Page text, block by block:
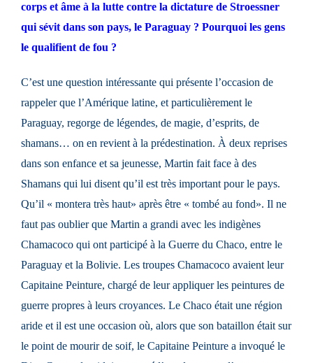
corps et âme à la lutte contre la dictature de Stroessner
qui sévit dans son pays, le Paraguay ? Pourquoi les gens
le qualifient de fou ?
C’est une question intéressante qui présente l’occasion de
rappeler que l’Amérique latine, et particulièrement le
Paraguay, regorge de légendes, de magie, d’esprits, de
shamans… on en revient à la prédestination. À deux reprises
dans son enfance et sa jeunesse, Martin fait face à des
Shamans qui lui disent qu’il est très important pour le pays.
Qu’il « montera très haut» après être « tombé au fond». Il ne
faut pas oublier que Martin a grandi avec les indigènes
Chamacoco qui ont participé à la Guerre du Chaco, entre le
Paraguay et la Bolivie. Les troupes Chamacoco avaient leur
Capitaine Peinture, chargé de leur appliquer les peintures de
guerre propres à leurs croyances. Le Chaco était une région
aride et il est une occasion où, alors que son bataillon était sur
le point de mourir de soif, le Capitaine Peinture a invoqué le